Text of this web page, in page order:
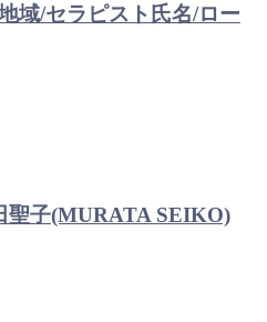
域/セラピスト氏名/ロー
聖子(MURATA SEIKO)